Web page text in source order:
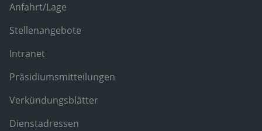
Anfahrt/Lage
Stellenangebote
Intranet
Präsidiumsmitteilungen
Verkündungsblätter
Dienstadressen